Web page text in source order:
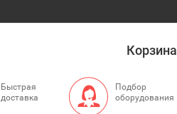
Корзина
Быстрая
доставка
Подбор
оборудования